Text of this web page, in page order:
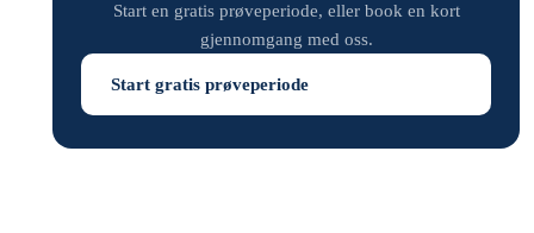
Start en gratis prøveperiode, eller book en kort
gjennomgang med oss.
Start gratis prøveperiode